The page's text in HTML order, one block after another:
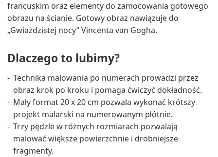
francuskim oraz elementy do zamocowania gotowego
obrazu na ścianie. Gotowy obraz nawiązuje do
„Gwiaździstej nocy” Vincenta van Gogha.
Dlaczego to lubimy?
Technika malowania po numerach prowadzi przez
obraz krok po kroku i pomaga ćwiczyć dokładność.
Mały format 20 x 20 cm pozwala wykonać krótszy
projekt malarski na numerowanym płótnie.
Trzy pędzle w różnych rozmiarach pozwalają
malować większe powierzchnie i drobniejsze
fragmenty.